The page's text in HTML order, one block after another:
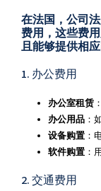
在法国，公司
费用，这些费
且能够提供相
1. 办公费用
办公室租赁
办公用品：
设备购置：
软件购置：
2. 交通费用